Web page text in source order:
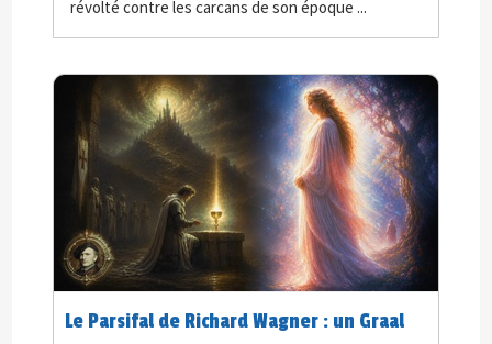
révolté contre les carcans de son époque ...
Le Parsifal de Richard Wagner : un Graal